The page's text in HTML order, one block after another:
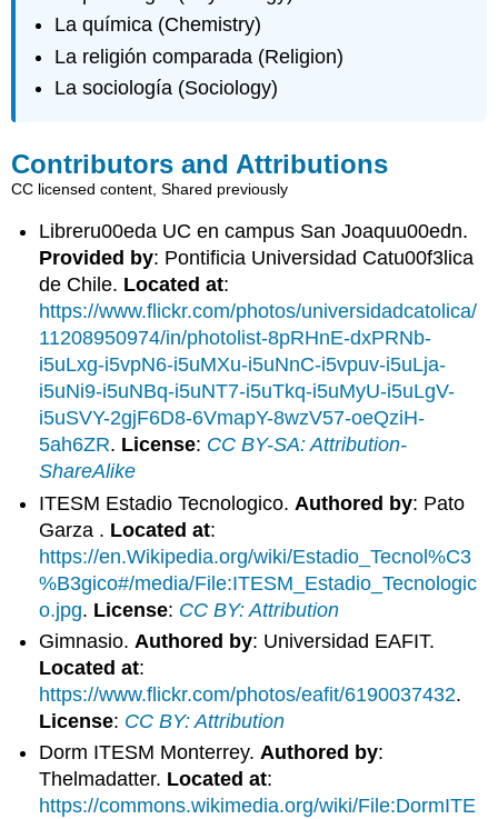
La química (Chemistry)
La religión comparada (Religion)
La sociología (Sociology)
Contributors and Attributions
CC licensed content, Shared previously
Libreru00eda UC en campus San Joaquu00edn.
Provided by: Pontificia Universidad Catu00f3lica
de Chile. Located at:
https://www.flickr.com/photos/universidadcatolica/
11208950974/in/photolist-8pRHnE-dxPRNb-
i5uLxg-i5vpN6-i5uMXu-i5uNnC-i5vpuv-i5uLja-
i5uNi9-i5uNBq-i5uNT7-i5uTkq-i5uMyU-i5uLgV-
i5uSVY-2gjF6D8-6VmapY-8wzV57-oeQziH-
5ah6ZR. License: CC BY-SA: Attribution-
ShareAlike
ITESM Estadio Tecnologico. Authored by: Pato
Garza . Located at:
https://en.Wikipedia.org/wiki/Estadio_Tecnol%C3
%B3gico#/media/File:ITESM_Estadio_Tecnologic
o.jpg. License: CC BY: Attribution
Gimnasio. Authored by: Universidad EAFIT.
Located at:
https://www.flickr.com/photos/eafit/6190037432.
License: CC BY: Attribution
Dorm ITESM Monterrey.Authored by:
Thelmadatter. Located at:
https://commons.wikimedia.org/wiki/File:DormITE